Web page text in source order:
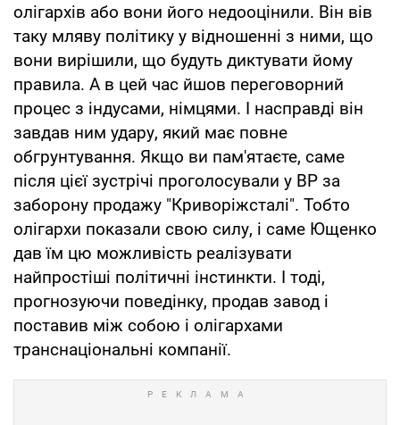
олігархів або вони його недооцінили. Він вів
таку мляву політику у відношенні з ними, що
вони вирішили, що будуть диктувати йому
правила. А в цей час йшов переговорний
процес з індусами, німцями. І насправді він
завдав ним удару, який має повне
обгрунтування. Якщо ви пам'ятаєте, саме
після цієї зустрічі проголосували у ВР за
заборону продажу "Криворіжсталі". Тобто
олігархи показали свою силу, і саме Ющенко
дав їм цю можливість реалізувати
найпростіші політичні інстинкти. І тоді,
прогнозуючи поведінку, продав завод і
поставив між собою і олігархами
транснаціональні компанії.